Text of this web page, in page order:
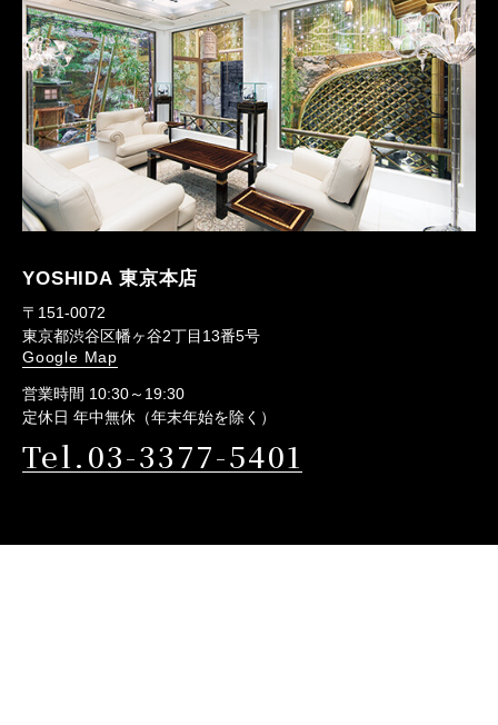
YOSHIDA 東京本店
〒151-0072
東京都渋谷区幡ヶ谷2丁目13番5号
Google Map
営業時間 10:30～19:30
定休日 年中無休（年末年始を除く）
Tel.03-3377-5401